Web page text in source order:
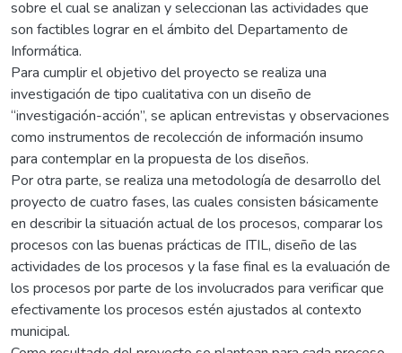
sobre el cual se analizan y seleccionan las actividades que
son factibles lograr en el ámbito del Departamento de
Informática.
Para cumplir el objetivo del proyecto se realiza una
investigación de tipo cualitativa con un diseño de
“investigación-acción”, se aplican entrevistas y observaciones
como instrumentos de recolección de información insumo
para contemplar en la propuesta de los diseños.
Por otra parte, se realiza una metodología de desarrollo del
proyecto de cuatro fases, las cuales consisten básicamente
en describir la situación actual de los procesos, comparar los
procesos con las buenas prácticas de ITIL, diseño de las
actividades de los procesos y la fase final es la evaluación de
los procesos por parte de los involucrados para verificar que
efectivamente los procesos estén ajustados al contexto
municipal.